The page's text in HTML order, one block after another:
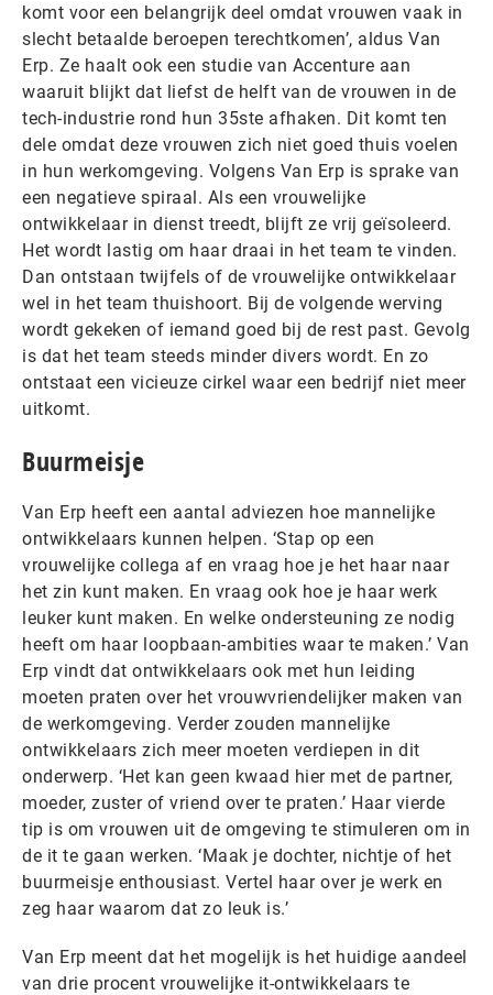
komt voor een belangrijk deel omdat vrouwen vaak in
slecht betaalde beroepen terechtkomen’, aldus Van
Erp. Ze haalt ook een studie van Accenture aan
waaruit blijkt dat liefst de helft van de vrouwen in de
tech-industrie rond hun 35ste afhaken. Dit komt ten
dele omdat deze vrouwen zich niet goed thuis voelen
in hun werkomgeving. Volgens Van Erp is sprake van
een negatieve spiraal. Als een vrouwelijke
ontwikkelaar in dienst treedt, blijft ze vrij geïsoleerd.
Het wordt lastig om haar draai in het team te vinden.
Dan ontstaan twijfels of de vrouwelijke ontwikkelaar
wel in het team thuishoort. Bij de volgende werving
wordt gekeken of iemand goed bij de rest past. Gevolg
is dat het team steeds minder divers wordt. En zo
ontstaat een vicieuze cirkel waar een bedrijf niet meer
uitkomt.
Buurmeisje
Van Erp heeft een aantal adviezen hoe mannelijke
ontwikkelaars kunnen helpen. ‘Stap op een
vrouwelijke collega af en vraag hoe je het haar naar
het zin kunt maken. En vraag ook hoe je haar werk
leuker kunt maken. En welke ondersteuning ze nodig
heeft om haar loopbaan-ambities waar te maken.’ Van
Erp vindt dat ontwikkelaars ook met hun leiding
moeten praten over het vrouwvriendelijker maken van
de werkomgeving. Verder zouden mannelijke
ontwikkelaars zich meer moeten verdiepen in dit
onderwerp. ‘Het kan geen kwaad hier met de partner,
moeder, zuster of vriend over te praten.’ Haar vierde
tip is om vrouwen uit de omgeving te stimuleren om in
de it te gaan werken. ‘Maak je dochter, nichtje of het
buurmeisje enthousiast. Vertel haar over je werk en
zeg haar waarom dat zo leuk is.’
Van Erp meent dat het mogelijk is het huidige aandeel
van drie procent vrouwelijke it-ontwikkelaars te